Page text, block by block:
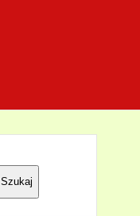
Szukaj